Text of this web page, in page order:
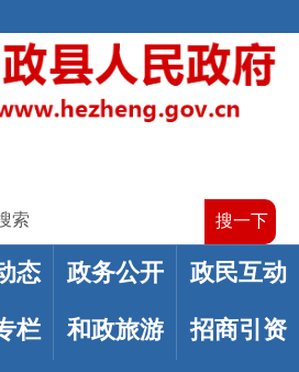
态 政务公开 政民互动
栏 和政旅游 招商引资